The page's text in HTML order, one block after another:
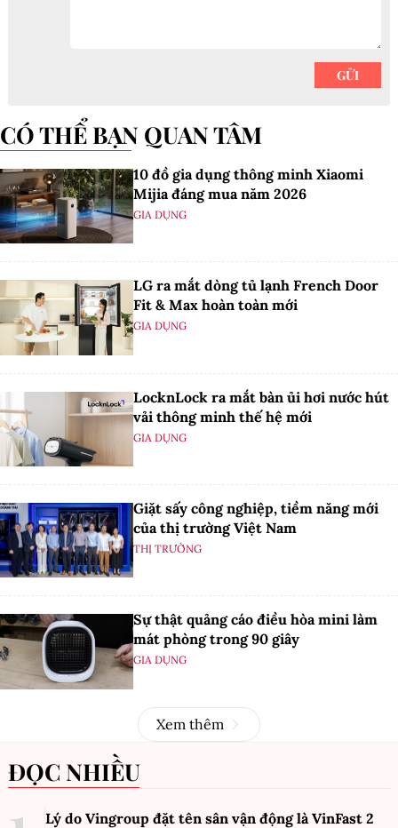
CÓ THỂ BẠN QUAN TÂM
10 đồ gia dụng thông minh Xiaomi
Mijia đáng mua năm 2026
GIA DỤNG
LG ra mắt dòng tủ lạnh French Door
Fit & Max hoàn toàn mới
GIA DỤNG
LocknLock ra mắt bàn ủi hơi nước hút
vải thông minh thế hệ mới
GIA DỤNG
Giặt sấy công nghiệp, tiềm năng mới
của thị trường Việt Nam
THỊ TRƯỜNG
Sự thật quảng cáo điều hòa mini làm
mát phòng trong 90 giây
GIA DỤNG
Xem thêm
ĐỌC NHIỀU
Lý do Vingroup đặt tên sân vận động là VinFast 2